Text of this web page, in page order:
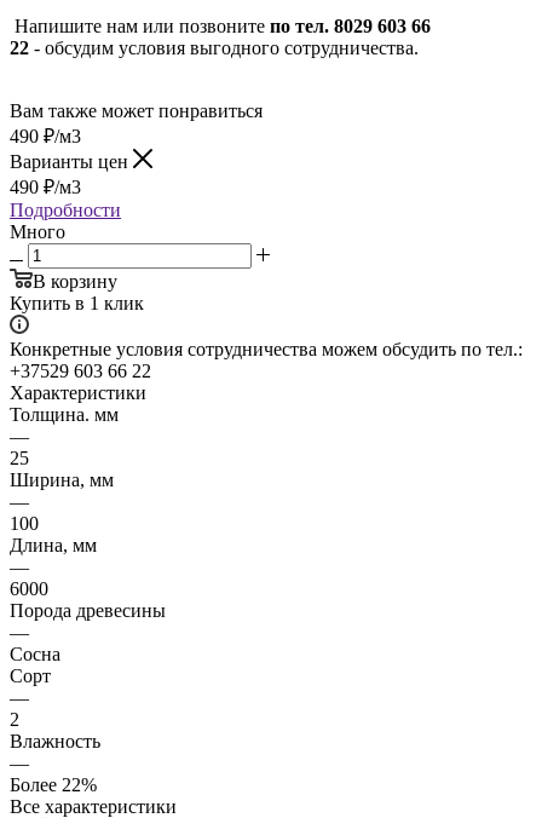
Напишите нам или позвоните по тел. 8029 603 66
22 - обсудим условия выгодного сотрудничества.
Вам также может понравиться
490 ₽/м3
Варианты цен
490 ₽/м3
Подробности
Много
В корзину
Купить в 1 клик
Конкретные условия сотрудничества можем обсудить по тел.:
+37529 603 66 22
Характеристики
Толщина. мм
—
25
Ширина, мм
—
100
Длина, мм
—
6000
Порода древесины
—
Сосна
Сорт
—
2
Влажность
—
Более 22%
Все характеристики